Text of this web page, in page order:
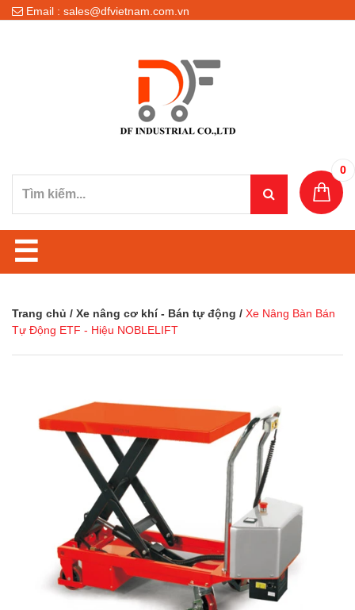
Email : sales@dfvietnam.com.vn
0
☰
Trang chủ / Xe nâng cơ khí - Bán tự động / Xe Nâng Bàn Bán
Tự Động ETF - Hiệu NOBLELIFT